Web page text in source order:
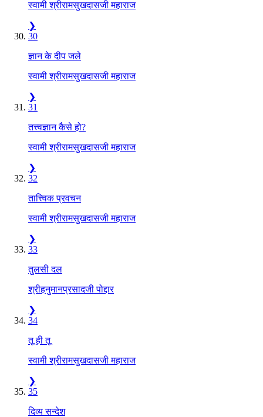
स्वामी श्रीरामसुखदासजी महाराज
❯
30
ज्ञान के दीप जले
स्वामी श्रीरामसुखदासजी महाराज
❯
31
तत्त्वज्ञान कैसे हो?
स्वामी श्रीरामसुखदासजी महाराज
❯
32
तात्त्विक प्रवचन
स्वामी श्रीरामसुखदासजी महाराज
❯
33
तुलसी दल
श्रीहनुमानप्रसादजी पोद्दार
❯
34
तू ही तू
स्वामी श्रीरामसुखदासजी महाराज
❯
35
दिव्य सन्देश